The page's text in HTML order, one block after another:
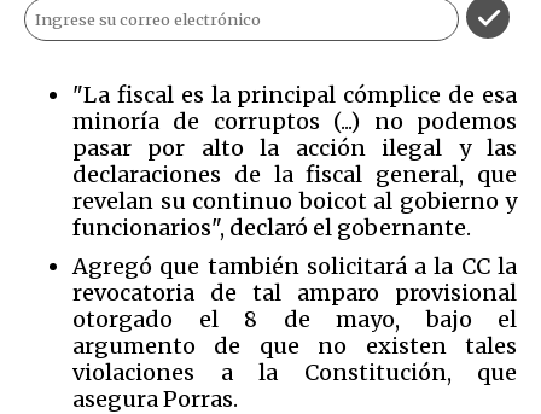
"La fiscal es la principal cómplice de esa
minoría de corruptos (...) no podemos
pasar por alto la acción ilegal y las
declaraciones de la fiscal general, que
revelan su continuo boicot al gobierno y
funcionarios", declaró el gobernante.
Agregó que también solicitará a la CC la
revocatoria de tal amparo provisional
otorgado el 8 de mayo, bajo el
argumento de que no existen tales
violaciones a la Constitución, que
asegura Porras.